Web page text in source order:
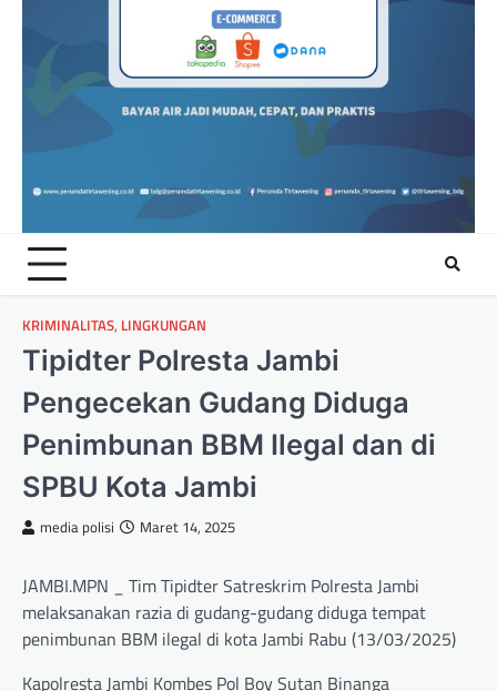
KRIMINALITAS, LINGKUNGAN
Tipidter Polresta Jambi
Pengecekan Gudang Diduga
Penimbunan BBM Ilegal dan di
SPBU Kota Jambi
media polisi Maret 14, 2025
JAMBI.MPN _ Tim Tipidter Satreskrim Polresta Jambi
melaksanakan razia di gudang-gudang diduga tempat
penimbunan BBM ilegal di kota Jambi Rabu (13/03/2025)
Kapolresta Jambi Kombes Pol Boy Sutan Binanga